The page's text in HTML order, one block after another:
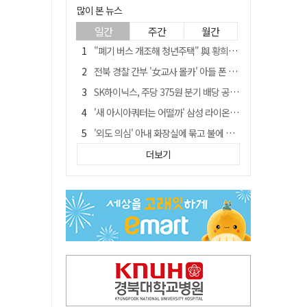
많이 본 뉴스
일간 주간 월간
"폐기 버스 개조해 청년주택" 與 황희…'딸 학비는 年 4200만원'
전북 경찰 간부 '女교사 몰카' 아들 폰 부수고…"처벌 못하는 사안" 내부망에 글
SK하이닉스, 주당 375원 분기 배당 공시…"3분기 중 주주환원 방안 확정"
'새 아시아쿼터는 어떨까' 삼성 라이온즈, 새 얼굴 투수 미야모리 영입
'외도 의심' 아내 화장실에 묶고 불에 달군 공구로 고문…남편 검거
박권현 청도군수, '햇빛 연금 사업' 공약 시동걸어
경찰, 9월 초부터 상피제 전격 실시…가족 사건 수사 못해
"3세 아동 학대"…대구 북구 국공립어린이집 교사 2명 검찰 송치
봉화서 주택 에어컨 실외기에서 시작된 불… 주택 화재로 번져
더보기